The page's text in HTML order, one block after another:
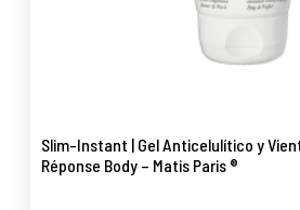
Slim-Instant | Gel Anticelulítico y
Réponse Body – Matis Paris ®